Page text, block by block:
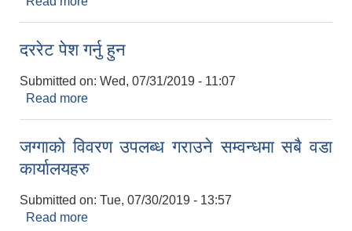
दररेट पेश गर्नु हुन
Submitted on: Wed, 07/31/2019 - 11:07
Read more
जग्गाको विवरण उपलब्ध गराउने सम्वन्धमा सबै वडा
कार्यालयहरु
Submitted on: Tue, 07/30/2019 - 13:57
Read more